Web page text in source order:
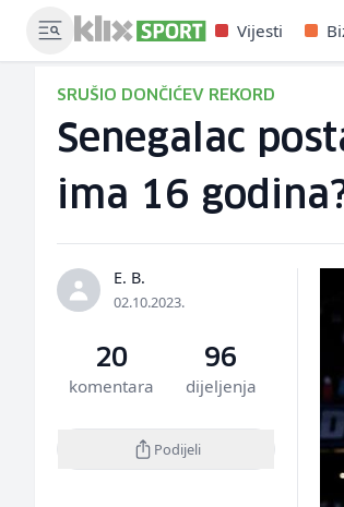
Vijesti
SRUŠIO DONČIĆEV REKORD
Senegalac
ima 16
E. B.
02.10.2023.
20
komentara
96
dijeljenja
Podijeli